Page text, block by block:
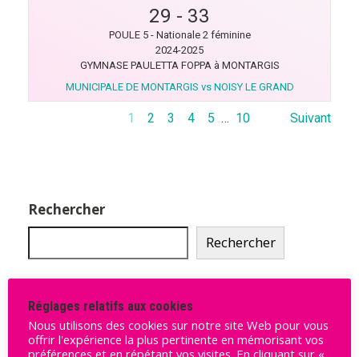
29 - 33
POULE 5 - Nationale 2 féminine
2024-2025
GYMNASE PAULETTA FOPPA à MONTARGIS
MUNICIPALE DE MONTARGIS vs NOISY LE GRAND
1 2 3 4 5 … 10 Suivant
Rechercher
Rechercher
Ligue Butagaz 2025-2026
Pos Équipe Pts Victoires
Réglages relatifs aux cookies
Nous utilisons des cookies sur notre site Web pour vous
offrir l'expérience la plus pertinente en mémorisant vos
préférences et en répétant vos visites. En cliquant sur «